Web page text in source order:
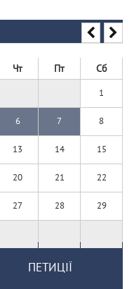
Чт Пт Сб
1
6 7 8
13 14 15
20 21 22
27 28 29
ПЕТИЦІЇ